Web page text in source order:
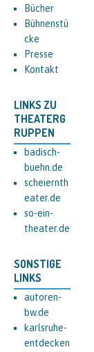
Bücher
Bühnenstü
cke
Presse
Kontakt
LINKS ZU
THEATERG
RUPPEN
badisch-
buehn.de
scheiernth
eater.de
so-ein-
theater.de
SONSTIGE
LINKS
autoren-
bw.de
karlsruhe-
entdecken